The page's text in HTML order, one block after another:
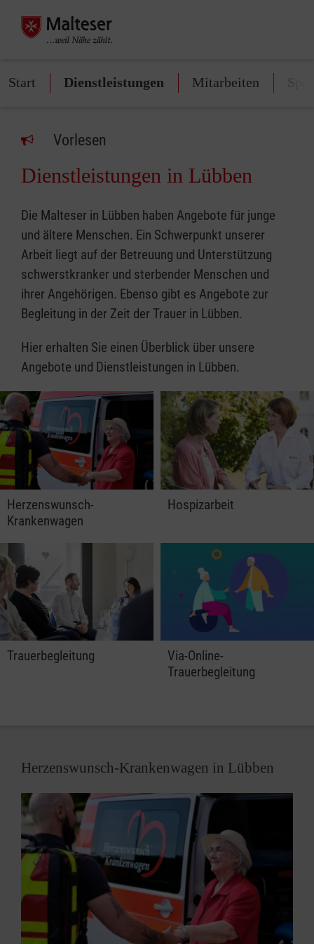
Start Dienstleistungen Mitarbeiten
Vorlesen
Dienstleistungen in Lübben
Die Malteser in Lübben haben Angebote für junge
und ältere Menschen. Ein Schwerpunkt unserer
Arbeit liegt auf der Betreuung und Unterstützung
schwerstkranker und sterbender Menschen und
ihrer Angehörigen. Ebenso gibt es Angebote zur
Begleitung in der Zeit der Trauer in Lübben.
Hier erhalten Sie einen Überblick über unsere
Angebote und Dienstleistungen in Lübben.
Herzenswunsch-
Krankenwagen
Hospizarbeit
Trauerbegleitung
Via-Online-
Trauerbegleitung
Herzenswunsch-Krankenwagen in Lübben